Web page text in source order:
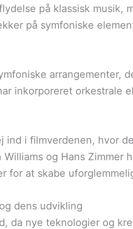
på klassisk musik,
på symfoniske
arrangementer,
inkorporeret orkestrale
ind i filmverdenen, hvor
og Hans Zimmer
for at skabe
dens udvikling
da nye teknologier og